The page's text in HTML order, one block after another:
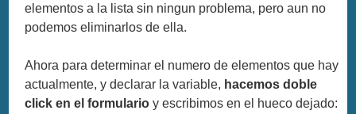
elementos a la lista sin ningun problema, pero aun no
podemos eliminarlos de ella.
Ahora para determinar el numero de elementos que hay
actualmente, y declarar la variable, hacemos doble
click en el formulario y escribimos en el hueco dejado: